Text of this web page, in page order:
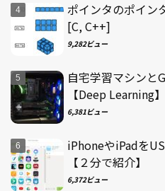
ポインタのポイン
[C, C++]
9,282ビュー
自宅学習マシンと
【Deep Learning】
6,381ビュー
iPhoneやiPadを
【２分で紹介】
6,372ビュー